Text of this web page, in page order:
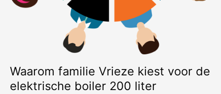
Waarom familie Vrieze kiest voor de
elektrische boiler 200 liter